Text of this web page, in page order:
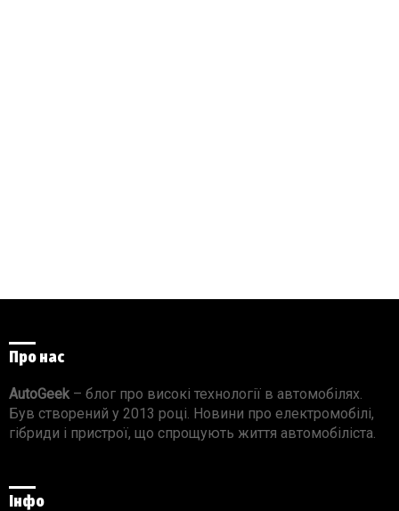
Про нас
AutoGeek– блог про високі технології в автомобілях.
Був створений у 2013 році. Новини про електромобілі,
гібриди і пристрої, що спрощують життя автомобіліста.
Інфо